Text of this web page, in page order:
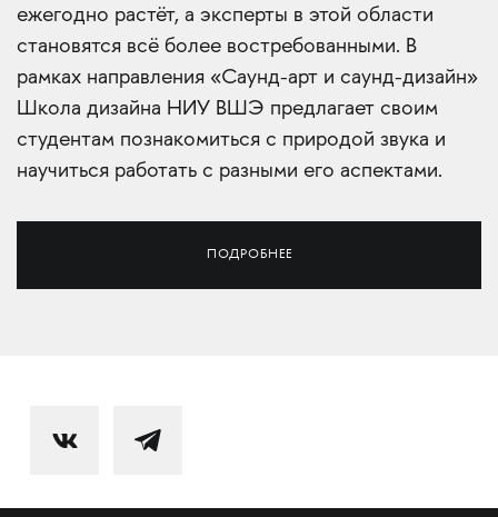
ежегодно растёт, а эксперты в этой области
становятся всё более востребованными. В
рамках направления «Саунд-арт и саунд-дизайн»
Школа дизайна НИУ ВШЭ предлагает своим
студентам познакомиться с природой звука и
научиться работать с разными его аспектами.
ПОДРОБНЕЕ